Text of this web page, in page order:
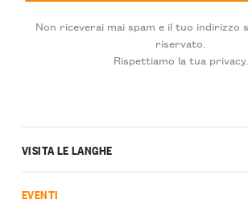
Non riceverai mai spam e il tuo indirizzo
riservato.
Rispettiamo la tua privacy.
VISITA LE LANGHE
EVENTI